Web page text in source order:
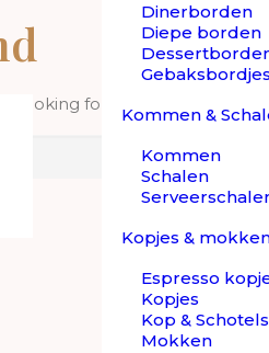
Dinerborden
Diepe borden
Gebaksbordjes
Kommen &
Kommen
Schalen
Kopjes &
Espresso
Kopjes
Kop & Schotels
Mokken
looking for. Perhaps